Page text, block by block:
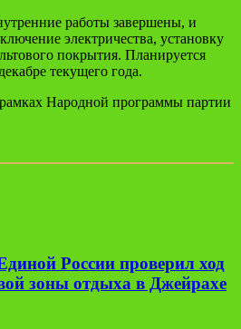
работы завершены, и
электричества, установку
покрытия. Планируется
текущего года.
рамках Народной программы партии
России проверил ход
зоны отдыха в Джейрахе